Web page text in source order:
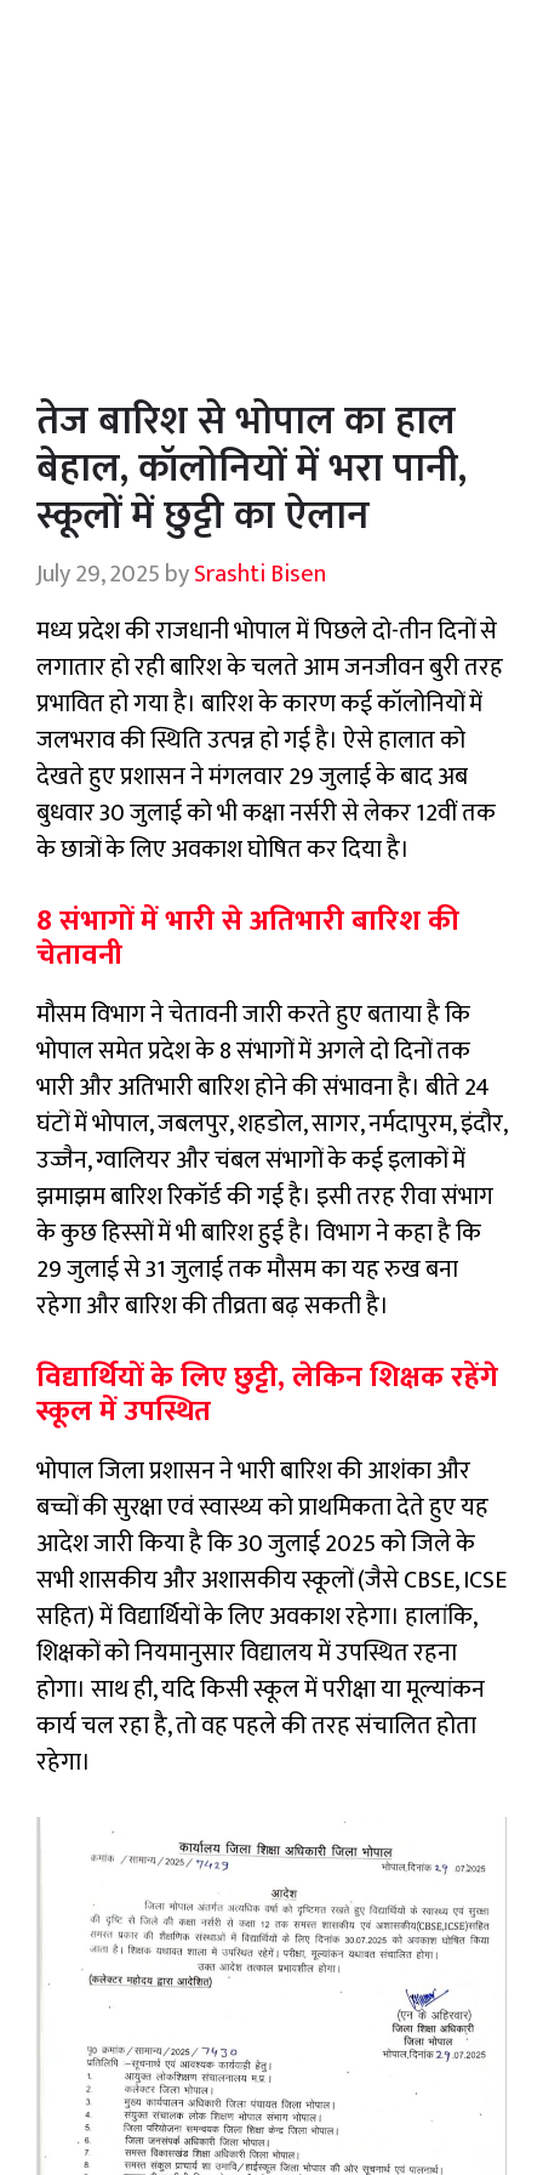
तेज बारिश से भोपाल का हाल
बेहाल, कॉलोनियों में भरा पानी,
स्कूलों में छुट्टी का ऐलान
July 29, 2025bySrashti Bisen
मध्य प्रदेश की राजधानी भोपाल में पिछले दो-तीन दिनों से
लगातार हो रही बारिश के चलते आम जनजीवन बुरी तरह
प्रभावित हो गया है। बारिश के कारण कई कॉलोनियों में
जलभराव की स्थिति उत्पन्न हो गई है। ऐसे हालात को
देखते हुए प्रशासन ने मंगलवार 29 जुलाई के बाद अब
बुधवार 30 जुलाई को भी कक्षा नर्सरी से लेकर 12वीं तक
के छात्रों के लिए अवकाश घोषित कर दिया है।
8 संभागों में भारी से अतिभारी बारिश की
चेतावनी
मौसम विभाग ने चेतावनी जारी करते हुए बताया है कि
भोपाल समेत प्रदेश के 8 संभागों में अगले दो दिनों तक
भारी और अतिभारी बारिश होने की संभावना है। बीते 24
घंटों में भोपाल, जबलपुर, शहडोल, सागर, नर्मदापुरम, इंदौर,
उज्जैन, ग्वालियर और चंबल संभागों के कई इलाकों में
झमाझम बारिश रिकॉर्ड की गई है। इसी तरह रीवा संभाग
के कुछ हिस्सों में भी बारिश हुई है। विभाग ने कहा है कि
29 जुलाई से 31 जुलाई तक मौसम का यह रुख बना
रहेगा और बारिश की तीव्रता बढ़ सकती है।
विद्यार्थियों के लिए छुट्टी, लेकिन शिक्षक रहेंगे
स्कूल में उपस्थित
भोपाल जिला प्रशासन ने भारी बारिश की आशंका और
बच्चों की सुरक्षा एवं स्वास्थ्य को प्राथमिकता देते हुए यह
आदेश जारी किया है कि 30 जुलाई 2025 को जिले के
सभी शासकीय और अशासकीय स्कूलों (जैसे CBSE, ICSE
सहित) में विद्यार्थियों के लिए अवकाश रहेगा। हालांकि,
शिक्षकों को नियमानुसार विद्यालय में उपस्थित रहना
होगा। साथ ही, यदि किसी स्कूल में परीक्षा या मूल्यांकन
कार्य चल रहा है, तो वह पहले की तरह संचालित होता
रहेगा।